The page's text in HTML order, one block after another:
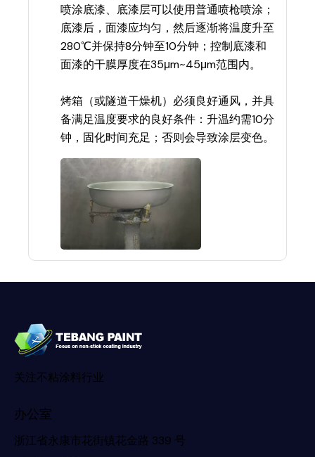
喷涂底漆、底漆层可以使用普通喷枪喷涂；
底漆后，面漆应均匀，然后逐渐将温度升至
280℃并保持8分钟至10分钟；控制底漆和
面漆的干膜厚度在35μm~45μm范围内。
烤箱（或隧道干燥机）必须良好通风，并具
备满足温度要求的良好条件：升温约需10分
钟，固化时间充足；否则会导致涂层变色。
关注不粘涂料行业
办公室
浙江省永康市花街镇花金路 339 号